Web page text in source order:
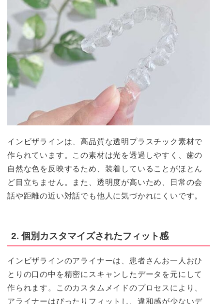
インビザラインは、高品質な透明プラスチック素材で
作られています。この素材は光を透過しやすく、歯の
自然な色を反映するため、装着していることがほとん
ど目立ちません。また、透明度が高いため、日常の会
話や距離の近い対話でも他人に気づかれにくいです。
2. 個別カスタマイズされたフィット感
インビザラインのアライナーは、患者さんお一人おひ
とりの口の中を精密にスキャンしたデータを元にして
作られます。このカスタムメイドのプロセスにより、
アライナーはぴったりフィットし、違和感が少ないデ